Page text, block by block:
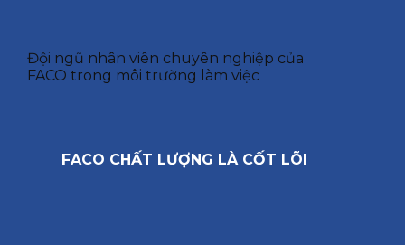
Đội ngũ nhân viên chuyên nghiệp của
FACO trong môi trường làm việc
FACO CHẤT LƯỢNG LÀ CỐT LÕI